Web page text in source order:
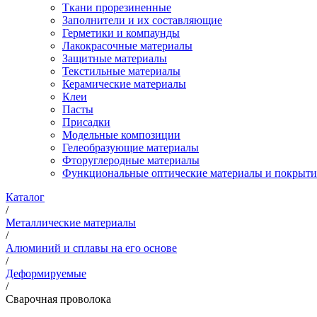
Ткани прорезиненные
Заполнители и их составляющие
Герметики и компаунды
Лакокрасочные материалы
Защитные материалы
Текстильные материалы
Керамические материалы
Клеи
Пасты
Присадки
Модельные композиции
Гелеобразующие материалы
Фторуглеродные материалы
Функциональные оптические материалы и
Каталог
/
Металлические материалы
/
Алюминий и сплавы на его основе
/
Деформируемые
/
Сварочная проволока